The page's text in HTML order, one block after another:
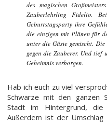
des magischen
Zauberlehrling Fidelio.
Geburtstagsparty ihre
die einzigen mit Plänen für
unter die Gäste gemischt.
gegen die Zauberer. Und
Geheimnis verborgen.
Hab ich euch zu viel
Schwarze mit den ganzen
Stadt im Hintergrund,
Außerdem ist der